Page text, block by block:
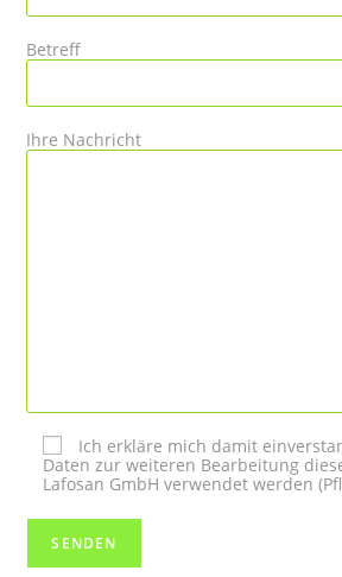
Betreff
Ihre Nachricht
Ich erkläre mich damit
Daten zur weiteren Bearbeitung
Lafosan GmbH verwendet werden